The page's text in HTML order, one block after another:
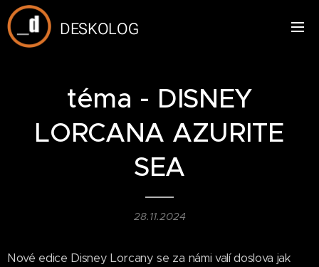
DESKOLOG
téma - DISNEY
LORCANA AZURITE
SEA
28.11.2024
Nové edice Disney Lorcany se za námi valí doslova jak